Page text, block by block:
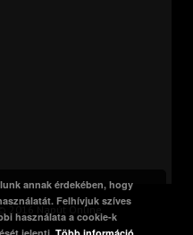
2016 Napút Online
annak érdekében, hogy
Felhívjuk szíves
használata a cookie-k